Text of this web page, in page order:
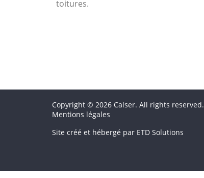
toitures.
Copyright © 2026 Calser. All rights reserved.
Mentions légales
Site créé et hébergé par ETD Solutions
e